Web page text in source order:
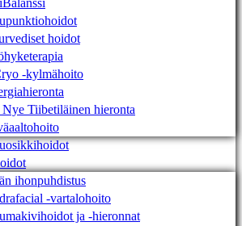
hoidot
-kylmähoito
Tiibetiläinen hieronta
ihonpuhdistus
-vartalohoito
ja -hieronnat